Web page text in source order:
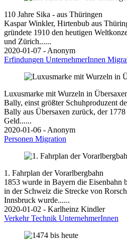
110 Jahre Sika - aus Thüringen
Kaspar Winkler, Hirtenbub aus
gründete 1910 den heutigen
und Zürich......
2020-01-07 - Anonym
Erfindungen UnternehmerInnen
Luxusmarke mit Wurzeln in
Bally, einst größter Schuhproduzent
Bally aus Übersaxen zurück, der
Geld......
2020-01-06 - Anonym
Personen Migration
1. Fahrplan der Vorarlbergbahn
1853 wurde in Bayern die Eisenbahn
in der Schweiz die Strecke von
Innsbruck wurde......
2020-01-02 - Karlheinz Kindler
VerkehrTechnik UnternehmerInnen